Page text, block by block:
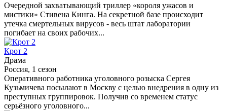
Очередной захватывающий триллер «короля ужасов и
мистики» Стивена Кинга. На секретной базе происходит
утечка смертельных вирусов - весь штат лаборатории
погибает на своих рабочих...
Крот 2
Драма
Россия, 1 сезон
Оперативного работника уголовного розыска Сергея
Кузьмичева посылают в Москву с целью внедрения в одну из
преступных группировок. Получив со временем статус
серьёзного уголовного...